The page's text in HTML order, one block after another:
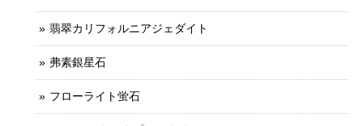
翡翠カリフォルニアジェダイト
弗素銀星石
フローライト蛍石